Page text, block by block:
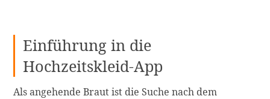
Einführung in die
Hochzeitskleid-App
Als angehende Braut ist die Suche nach dem